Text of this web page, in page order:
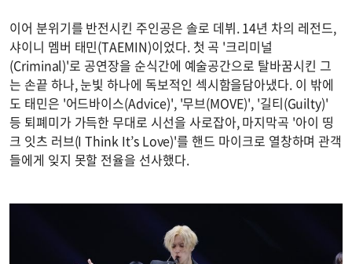
이어 분위기를 반전시킨 주인공은 솔로 데뷔. 14년 차의 레전드,
샤이니 멤버 태민(TAEMIN)이었다. 첫 곡 '크리미널
(Criminal)'로 공연장을 순식간에 예술공간으로 탈바꿈시킨 그
는 손끝 하나, 눈빛 하나에 독보적인 섹시함을담아냈다. 이 밖에
도 태민은 '어드바이스(Advice)', '무브(MOVE)', '길티(Guilty)'
등 퇴폐미가 가득한 무대로 시선을 사로잡아, 마지막곡 '아이 띵
크 잇츠 러브(I Think It’s Love)'를 핸드 마이크로 열창하며 관객
들에게 잊지 못할 전율을 선사했다.